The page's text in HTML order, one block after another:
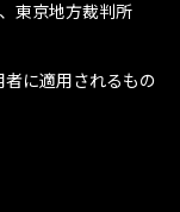
東京地方裁判所
に適用されるもの